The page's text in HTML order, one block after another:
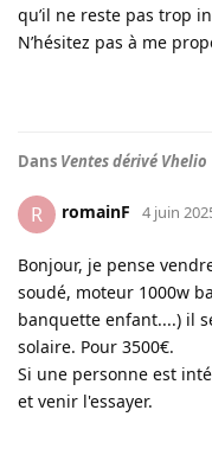
qu’il ne reste pas trop
N’hésitez pas à me
Dans Ventes dérivé Vhelio
R romainF 4 juin
Bonjour, je pense
soudé, moteur 1000w
banquette enfant....) il
solaire. Pour 3500€.
Si une personne est
et venir l'essayer.